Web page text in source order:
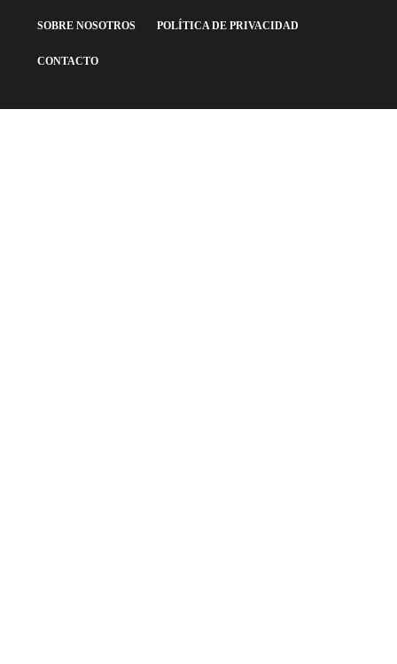
SOBRE NOSOTROS POLÍTICA DE PRIVACIDAD
CONTACTO